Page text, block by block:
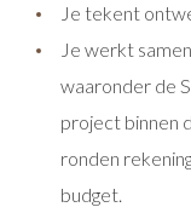
Je tekent
Je werkt
waaronder de
project binnen
ronden
budget.